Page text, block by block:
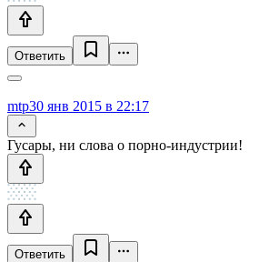
Ответить
mtp30 янв 2015 в 22:17
Гусары, ни слова о порно-индустрии!
Ответить